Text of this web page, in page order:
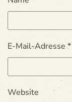
E-Mail-Adresse *
Website